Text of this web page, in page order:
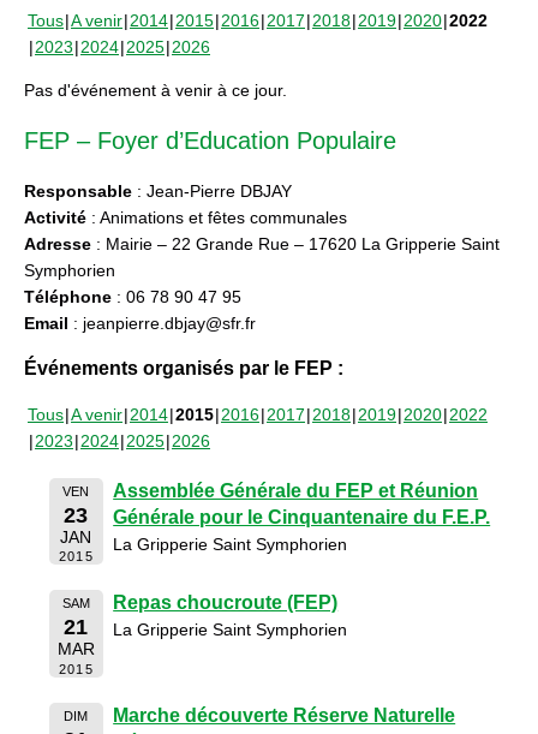
Tous A venir 2014 2015 2016 2017 2018 2019 2020 2022
2023 2024 2025 2026
Pas d'événement à venir à ce jour.
FEP – Foyer d’Education Populaire
Responsable : Jean-Pierre DBJAY
Activité : Animations et fêtes communales
Adresse : Mairie – 22 Grande Rue – 17620 La Gripperie Saint
Symphorien
Téléphone : 06 78 90 47 95
Email : jeanpierre.dbjay@sfr.fr
Événements organisés par le FEP :
Tous A venir 2014 2015 2016 2017 2018 2019 2020 2022
2023 2024 2025 2026
VEN
23
JAN
2015
Assemblée Générale du FEP et Réunion
Générale pour le Cinquantenaire du F.E.P.
La Gripperie Saint Symphorien
SAM
21
MAR
2015
Repas choucroute (FEP)
La Gripperie Saint Symphorien
DIM
Marche découverte Réserve Naturelle